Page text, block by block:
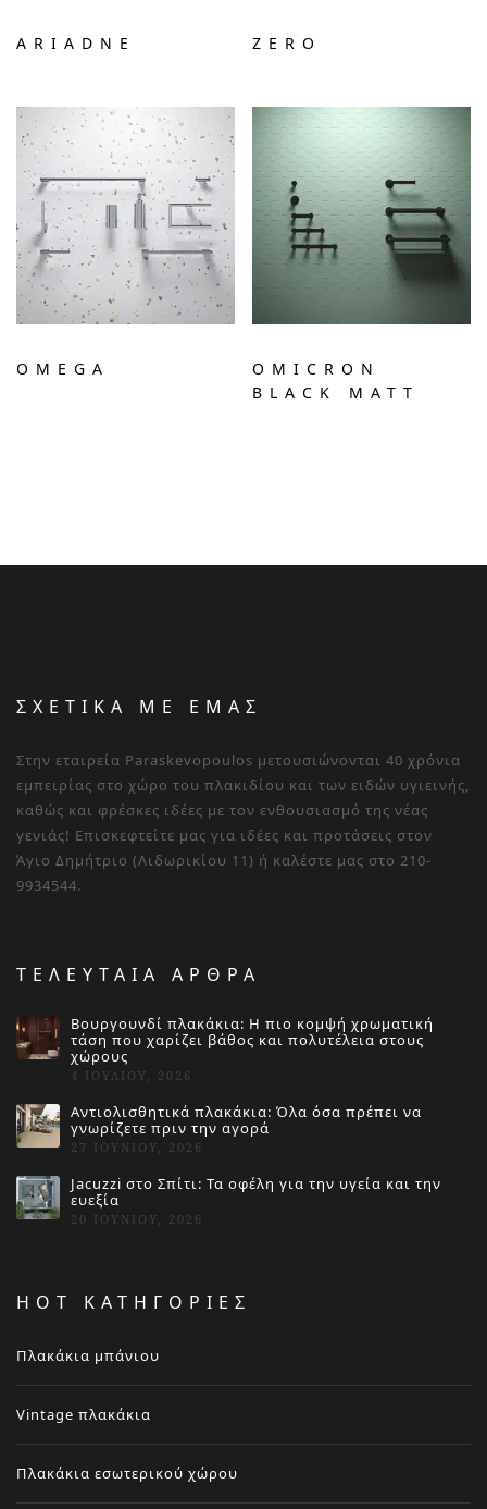
ARIADNE ZERO
OMEGA
OMICRON
BLACK MATT
ΣΧΕΤΙΚΑ ΜΕ ΕΜΑΣ
Στην εταιρεία Paraskevopoulos μετουσιώνονται 40 χρόνια
εμπειρίας στο χώρο του πλακιδίου και των ειδών υγιεινής,
καθώς και φρέσκες ιδέες με τον ενθουσιασμό της νέας
γενιάς! Επισκεφτείτε μας για ιδέες και προτάσεις στον
Άγιο Δημήτριο (Λιδωρικίου 11) ή καλέστε μας στο 210-
9934544.
ΤΕΛΕΥΤΑΙΑ ΑΡΘΡΑ
Βουργουνδί πλακάκια: Η πιο κομψή χρωματική
τάση που χαρίζει βάθος και πολυτέλεια στους
χώρους
4 ΙΟΥΛΊΟΥ, 2026
Αντιολισθητικά πλακάκια: Όλα όσα πρέπει να
γνωρίζετε πριν την αγορά
27 ΙΟΥΝΊΟΥ, 2026
Jacuzzi στο Σπίτι: Τα οφέλη για την υγεία και την
ευεξία
20 ΙΟΥΝΊΟΥ, 2026
HOT ΚΑΤΗΓΟΡΙΕΣ
Πλακάκια μπάνιου
Vintage πλακάκια
Πλακάκια εσωτερικού χώρου